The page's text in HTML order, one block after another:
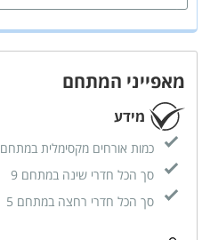
מאפייני המתחם
מידע
כמות אורחים מקסימלית במתחם 80
סך הכל חדרי שינה במתחם 9
סך הכל חדרי רחצה במתחם 5